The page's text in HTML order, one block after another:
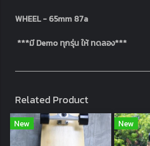
WHEEL - 65mm 87a
***มี Demo ทุกรุ่น ให้ ทดลอง***
Related Product
New New